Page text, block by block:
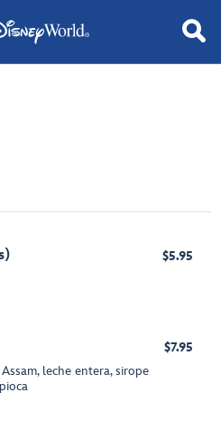
$5.95
leche entera, sirope
$7.95